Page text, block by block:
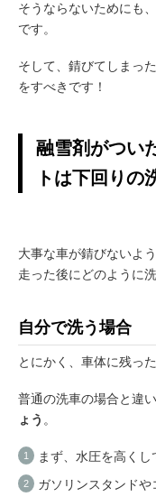
そうならないためにも
です。
そして、錆びてしまっ
をすべきです！
融雪剤がつい
トは下回りの
大事な車が錆びないよ
走った後にどのように
自分で洗う場合
とにかく、車体に残っ
普通の洗車の場合と違い
ょう 。
まず、水圧を高くし
ガソリンスタンド